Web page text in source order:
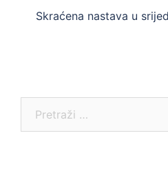
Skraćena nastava u